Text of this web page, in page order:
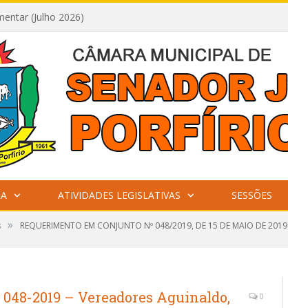
(Julho 2026)
ATIVIDADES LEGISLATIVAS SESSÕES
» REQUERIMENTO EM CONJUNTO Nº 048/2019, DE 15 DE MAIO DE 2019
2019 – Vereadores Aguinaldo,
0